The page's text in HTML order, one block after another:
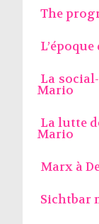
The
La
Mario
La lutte
Mario
Marx à
Sichtbar